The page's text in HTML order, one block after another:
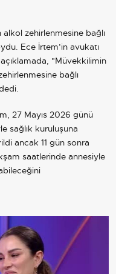
zehirlenmesine bağlı
Ece İrtem’in avukatı
"Müvekkilimin
bağlı
27 Mayıs 2026 günü
sağlık kuruluşuna
ancak 11 gün sonra
saatlerinde annesiyle